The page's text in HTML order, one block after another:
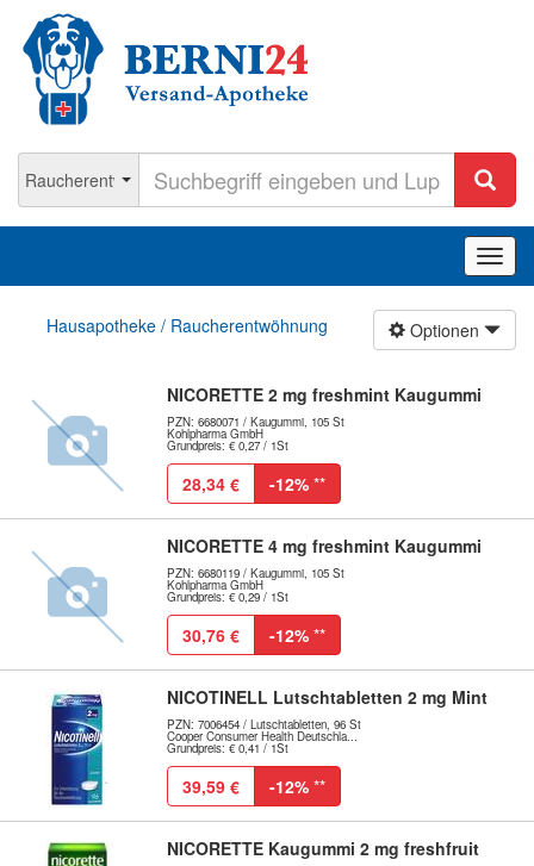
ein-/
Optionen
Hausapotheke / Raucherentwöhnung
NICORETTE 2 mg freshmint Kaugummi
PZN: 6680071 / Kaugummi, 105 St
Kohlpharma GmbH
Grundpreis: € 0,27 / 1St
28,34 € -12% **
NICORETTE 4 mg freshmint Kaugummi
PZN: 6680119 / Kaugummi, 105 St
Kohlpharma GmbH
Grundpreis: € 0,29 / 1St
30,76 € -12% **
NICOTINELL Lutschtabletten 2 mg Mint
PZN: 7006454 / Lutschtabletten, 96 St
Cooper Consumer Health Deutschla...
Grundpreis: € 0,41 / 1St
39,59 € -12% **
NICORETTE Kaugummi 2 mg freshfruit